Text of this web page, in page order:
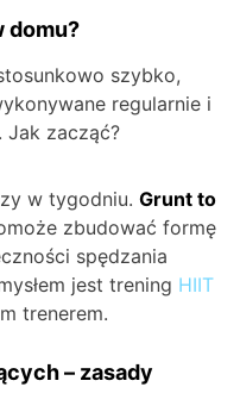
domu?
szybko,
regularnie i
Jak zacząć?
w tygodniu. Grunt to
zbudować formę
spędzania
jest trening HIIT
trenerem.
– zasady